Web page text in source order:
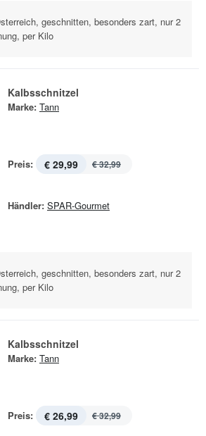
geschnitten, besonders zart, nur 2
per Kilo
Kalbsschnitzel
Marke: Tann
Preis: € 29,99 € 32,99
Händler: SPAR-Gourmet
geschnitten, besonders zart, nur 2
per Kilo
Kalbsschnitzel
Marke: Tann
Preis: € 26,99 € 32,99